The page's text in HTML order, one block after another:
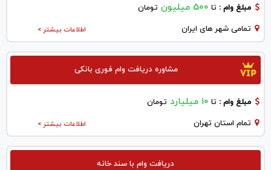
مبلغ وام : تا 500 میلیون تومان
اطلاعات بیشتر > تمامی شهر های ایران
مشاوره دریافت وام فوری بانکی
مبلغ وام : تا ۱۰ میلیارد تومان
اطلاعات بیشتر > تمام استان تهران
دریافت وام با سند خانه